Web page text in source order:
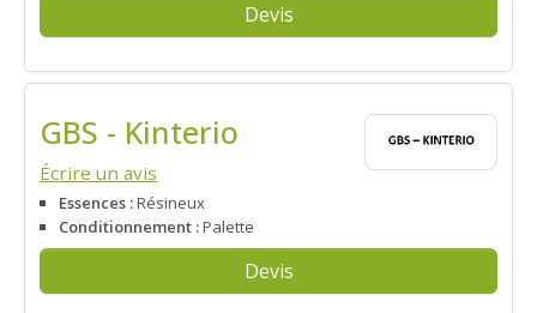
Devis
GBS - Kinterio
Écrire un avis
Essences :Résineux
Conditionnement :Palette
Devis